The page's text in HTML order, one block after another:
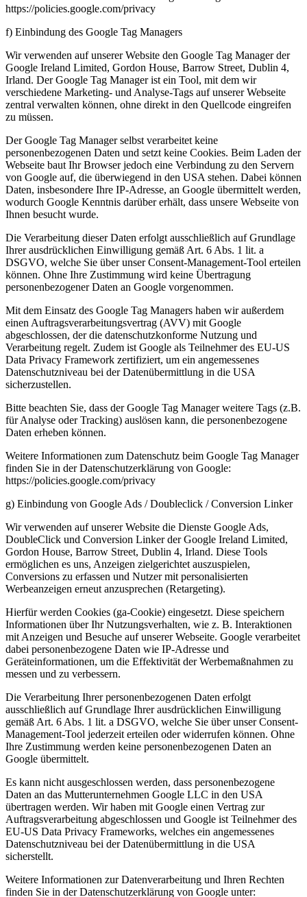
https://policies.google.com/privacy
f) Einbindung des Google Tag Managers
Wir verwenden auf unserer Website den Google Tag Manager der
Google Ireland Limited, Gordon House, Barrow Street, Dublin 4,
Irland. Der Google Tag Manager ist ein Tool, mit dem wir
verschiedene Marketing- und Analyse-Tags auf unserer Webseite
zentral verwalten können, ohne direkt in den Quellcode eingreifen
zu müssen.
Der Google Tag Manager selbst verarbeitet keine
personenbezogenen Daten und setzt keine Cookies. Beim Laden der
Webseite baut Ihr Browser jedoch eine Verbindung zu den Servern
von Google auf, die überwiegend in den USA stehen. Dabei können
Daten, insbesondere Ihre IP-Adresse, an Google übermittelt werden,
wodurch Google Kenntnis darüber erhält, dass unsere Webseite von
Ihnen besucht wurde.
Die Verarbeitung dieser Daten erfolgt ausschließlich auf Grundlage
Ihrer ausdrücklichen Einwilligung gemäß Art. 6 Abs. 1 lit. a
DSGVO, welche Sie über unser Consent-Management-Tool erteilen
können. Ohne Ihre Zustimmung wird keine Übertragung
personenbezogener Daten an Google vorgenommen.
Mit dem Einsatz des Google Tag Managers haben wir außerdem
einen Auftragsverarbeitungsvertrag (AVV) mit Google
abgeschlossen, der die datenschutzkonforme Nutzung und
Verarbeitung regelt. Zudem ist Google als Teilnehmer des EU-US
Data Privacy Framework zertifiziert, um ein angemessenes
Datenschutzniveau bei der Datenübermittlung in die USA
sicherzustellen.
Bitte beachten Sie, dass der Google Tag Manager weitere Tags (z.B.
für Analyse oder Tracking) auslösen kann, die personenbezogene
Daten erheben können.
Weitere Informationen zum Datenschutz beim Google Tag Manager
finden Sie in der Datenschutzerklärung von Google:
https://policies.google.com/privacy
g) Einbindung von Google Ads / Doubleclick / Conversion Linker
Wir verwenden auf unserer Website die Dienste Google Ads,
DoubleClick und Conversion Linker der Google Ireland Limited,
Gordon House, Barrow Street, Dublin 4, Irland. Diese Tools
ermöglichen es uns, Anzeigen zielgerichtet auszuspielen,
Conversions zu erfassen und Nutzer mit personalisierten
Werbeanzeigen erneut anzusprechen (Retargeting).
Hierfür werden Cookies (ga-Cookie) eingesetzt. Diese speichern
Informationen über Ihr Nutzungsverhalten, wie z. B. Interaktionen
mit Anzeigen und Besuche auf unserer Webseite. Google verarbeitet
dabei personenbezogene Daten wie IP-Adresse und
Geräteinformationen, um die Effektivität der Werbemaßnahmen zu
messen und zu verbessern.
Die Verarbeitung Ihrer personenbezogenen Daten erfolgt
ausschließlich auf Grundlage Ihrer ausdrücklichen Einwilligung
gemäß Art. 6 Abs. 1 lit. a DSGVO, welche Sie über unser Consent-
Management-Tool jederzeit erteilen oder widerrufen können. Ohne
Ihre Zustimmung werden keine personenbezogenen Daten an
Google übermittelt.
Es kann nicht ausgeschlossen werden, dass personenbezogene
Daten an das Mutterunternehmen Google LLC in den USA
übertragen werden. Wir haben mit Google einen Vertrag zur
Auftragsverarbeitung abgeschlossen und Google ist Teilnehmer des
EU-US Data Privacy Frameworks, welches ein angemessenes
Datenschutzniveau bei der Datenübermittlung in die USA
sicherstellt.
Weitere Informationen zur Datenverarbeitung und Ihren Rechten
finden Sie in der Datenschutzerklärung von Google unter: